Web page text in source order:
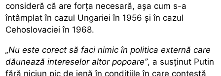
consideră că are forța necesară, așa cum s-a
întâmplat în cazul Ungariei în 1956 și în cazul
Cehoslovaciei în 1968.
„Nu este corect să faci nimic în politica externă care
dăunează intereselor altor popoare”, a susținut Putin
fără niciun pic de jenă în condițiile în care contestă